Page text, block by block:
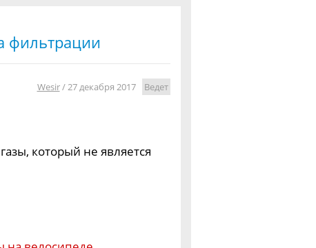
фильтрации
Wesir/27 декабря 2017 Ведет
который не является